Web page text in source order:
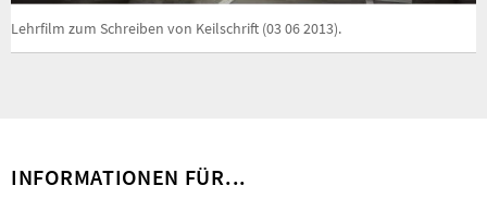
Video
Lehrfilm zum Schreiben von Keilschrift (03 06 2013).
INFORMATIONEN FÜR...